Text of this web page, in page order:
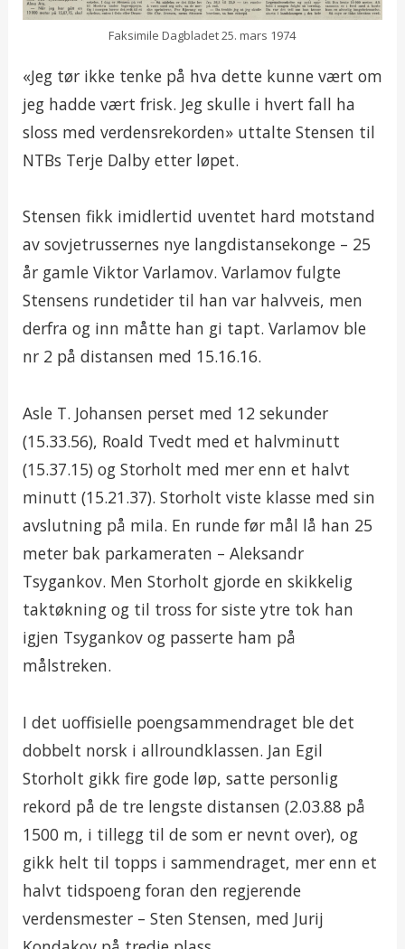
Faksimile Dagbladet 25. mars 1974
«Jeg tør ikke tenke på hva dette kunne vært om
jeg hadde vært frisk. Jeg skulle i hvert fall ha
sloss med verdensrekorden» uttalte Stensen til
NTBs Terje Dalby etter løpet.
Stensen fikk imidlertid uventet hard motstand
av sovjetrussernes nye langdistansekonge – 25
år gamle Viktor Varlamov. Varlamov fulgte
Stensens rundetider til han var halvveis, men
derfra og inn måtte han gi tapt. Varlamov ble
nr 2 på distansen med 15.16.16.
Asle T. Johansen perset med 12 sekunder
(15.33.56), Roald Tvedt med et halvminutt
(15.37.15) og Storholt med mer enn et halvt
minutt (15.21.37). Storholt viste klasse med sin
avslutning på mila. En runde før mål lå han 25
meter bak parkameraten – Aleksandr
Tsygankov. Men Storholt gjorde en skikkelig
taktøkning og til tross for siste ytre tok han
igjen Tsygankov og passerte ham på
målstreken.
I det uoffisielle poengsammendraget ble det
dobbelt norsk i allroundklassen. Jan Egil
Storholt gikk fire gode løp, satte personlig
rekord på de tre lengste distansen (2.03.88 på
1500 m, i tillegg til de som er nevnt over), og
gikk helt til topps i sammendraget, mer enn et
halvt tidspoeng foran den regjerende
verdensmester – Sten Stensen, med Jurij